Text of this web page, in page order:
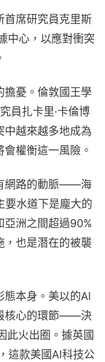
首席研究員克里斯
中心，以應對衝突
擔憂。倫敦國王學
員扎卡里·卡倫博
中越來越多地成為
權衡這一風險。
網路的動脈——海
要水道下是龐大的
亞洲之間超過90%
，也是潛在的被襲
態本身。美以的AI
核心的環節——決
此火出圈。據英國
這款美國AI科技公